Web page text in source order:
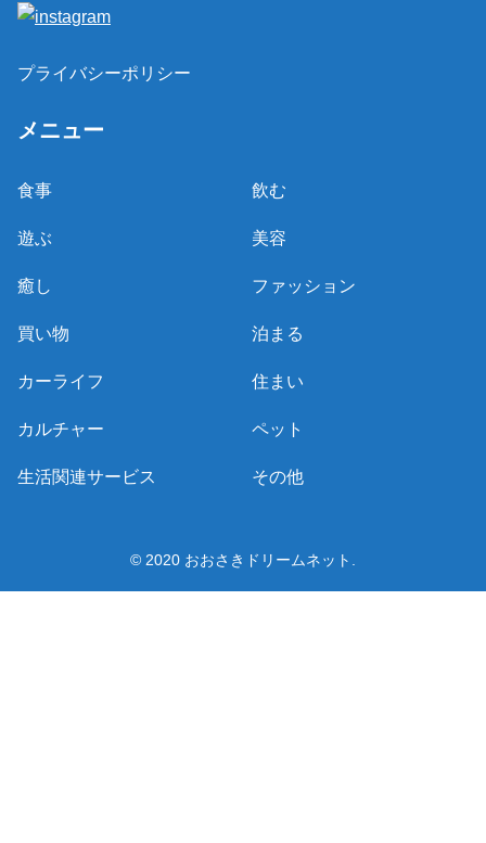
プライバシーポリシー
メニュー
食事 飲む
遊ぶ 美容
癒し ファッション
買い物 泊まる
カーライフ 住まい
カルチャー ペット
生活関連サービス その他
© 2020 おおさきドリームネット.